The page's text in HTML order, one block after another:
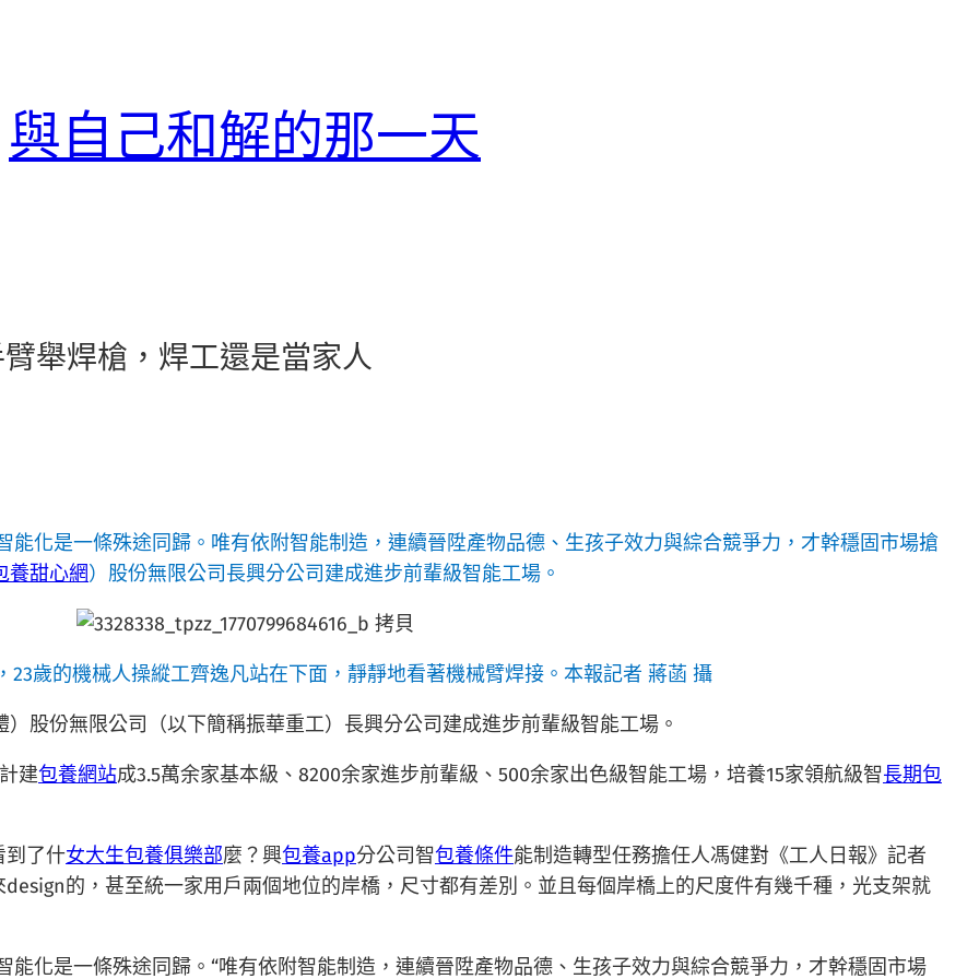
與自己和解的那一天
舉焊槍，焊工還是當家人
能化是一條殊途同歸。唯有依附智能制造，連續晉陞產物品德、生孩子效力與綜合競爭力，才幹穩固市場搶
養甜心網）股份無限公司長興分公司建成進步前輩級智能工場。
23歲的機械人操縱工齊逸凡站在下面，靜靜地看著機械臂焊接。本報記者 蔣菡 攝
股份無限公司（以下簡稱振華重工）長興分公司建成進步前輩級智能工場。
建包養網站成3.5萬余家基本級、8200余家進步前輩級、500余家出色級智能工場，培養15家領航級智長期包
到了什女大生包養俱樂部麼？興包養app分公司智包養條件能制造轉型任務擔任人馮健對《工人日報》記者
的，甚至統一家用戶兩個地位的岸橋，尺寸都有差別。並且每個岸橋上的尺度件有幾千種，光支架就
能化是一條殊途同歸。“唯有依附智能制造，連續晉陞產物品德、生孩子效力與綜合競爭力，才幹穩固市場